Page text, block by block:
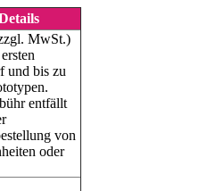
MwSt.)
und bis zu
entfällt
von
oder